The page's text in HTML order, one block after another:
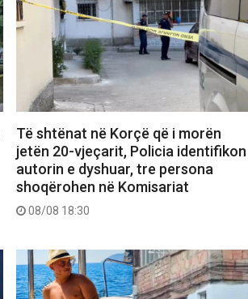
Të shtënat në Korçë që i morën
jetën 20-vjeçarit, Policia identifikon
autorin e dyshuar, tre persona
shoqërohen në Komisariat
08/08 18:30